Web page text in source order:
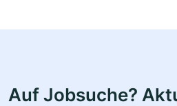
Auf Jobsuche?